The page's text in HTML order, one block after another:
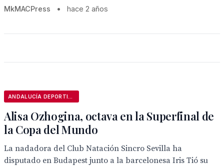
MkMACPress • hace 2 años
Alisa Ozhogina, octava en la Superfinal de
la Copa del Mundo
La nadadora del Club Natación Sincro Sevilla ha
disputado en Budapest junto a la barcelonesa Iris Tió su